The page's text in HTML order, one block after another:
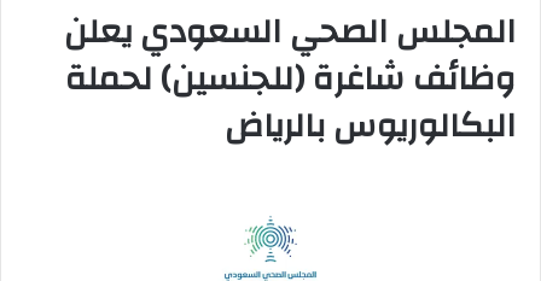
المجلس الصحي السعودي يعلن
وظائف شاغرة (للجنسين) لحملة
البكالوريوس بالرياض